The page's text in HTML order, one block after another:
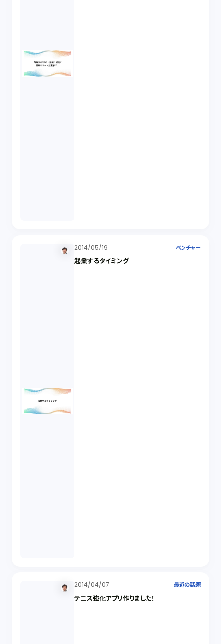
2014/05/19 ベンチャー
起業するタイミング
2014/04/07 最近の話題
テニス強化アプリ作りました！